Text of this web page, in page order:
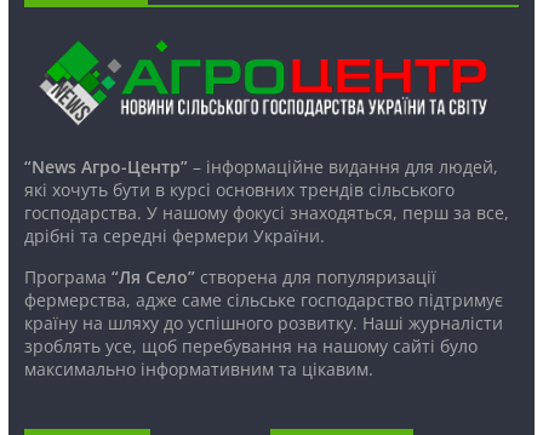
“News Агро-Центр”– інформаційне видання для людей,
які хочуть бути в курсі основних трендів сільського
господарства. У нашому фокусі знаходяться, перш за все,
дрібні та середні фермери України.
Програма “Ля Село”створена для популяризації
фермерства, адже саме сільське господарство підтримує
країну на шляху до успішного розвитку. Наші журналісти
зроблять усе, щоб перебування на нашому сайті було
максимально інформативним та цікавим.